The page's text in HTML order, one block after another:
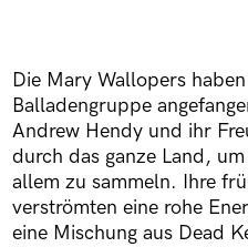
Die Mary Wallopers
Balladengruppe
Andrew Hendy und ihr
durch das ganze Land,
allem zu sammeln. Ihre
verströmten eine rohe
eine Mischung aus Dead